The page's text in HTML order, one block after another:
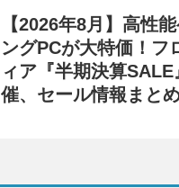
【2026年8月】高性
ングPCが大特価！フ
ィア『半期決算SALE
催、セール情報まと